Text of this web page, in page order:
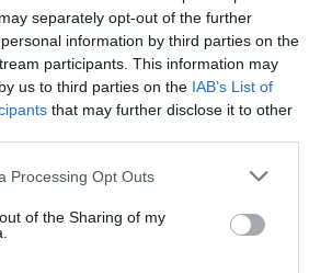
separately opt-out of the further
information by third parties on the
participants. This information may
us to third parties on the IAB’s List of
that may further disclose it to other
Processing Opt Outs
of the Sharing of my
a commenté l'article :
les retards de Boeing s’aggravent, la
747-8 en cause